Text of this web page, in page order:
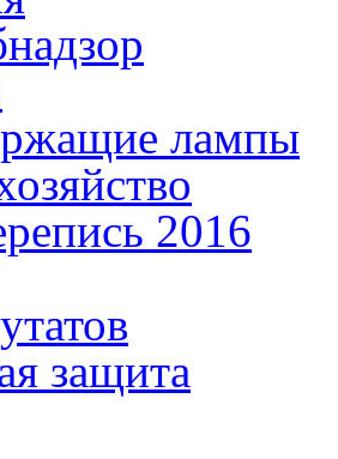
лампы
2016
защита